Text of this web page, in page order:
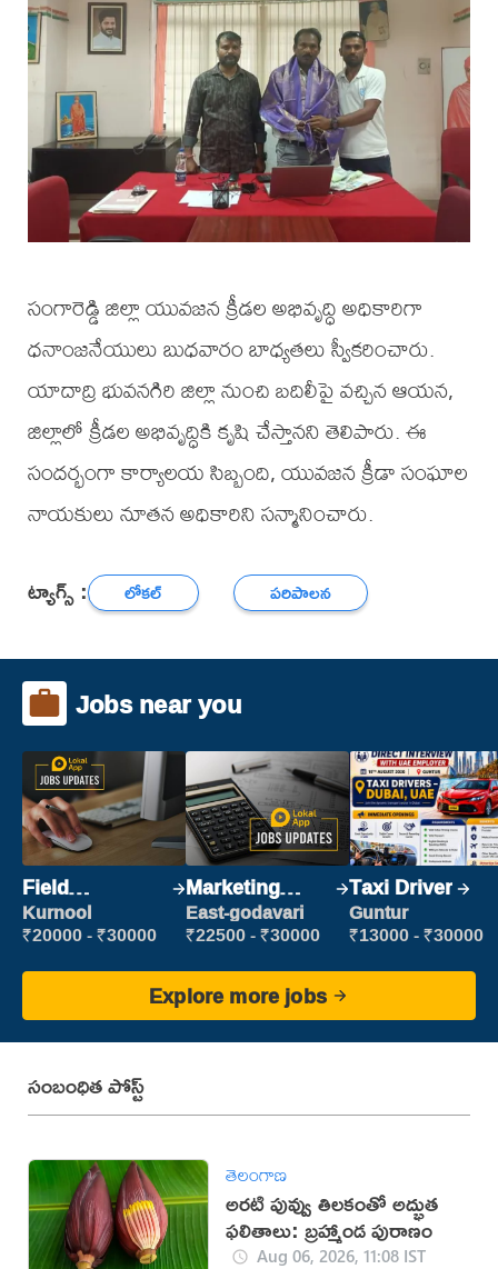
సంగారెడ్డి జిల్లా యువజన క్రీడల అభివృద్ధి అధికారిగా
ధనాంజనేయులు బుధవారం బాధ్యతలు స్వీకరించారు.
యాదాద్రి భువనగిరి జిల్లా నుంచి బదిలీపై వచ్చిన ఆయన,
జిల్లాలో క్రీడల అభివృద్ధికి కృషి చేస్తానని తెలిపారు. ఈ
సందర్భంగా కార్యాలయ సిబ్బంది, యువజన క్రీడా సంఘాల
నాయకులు నూతన అధికారిని సన్మానించారు.
ట్యాగ్స్ : లోకల్ పరిపాలన
Jobs near you
Field
Marketing
Executive
Kurnool
₹20000 - ₹30000
Marketing
Executive
East-godavari
₹22500 - ₹30000
Taxi Driver
Guntur
₹13000 - ₹30000
Explore more jobs
సంబంధిత పోస్ట్
తెలంగాణ
అరటి పువ్వు తిలకంతో అద్భుత
ఫలితాలు: బ్రహ్మాండ పురాణం
Aug 06, 2026, 11:08 IST